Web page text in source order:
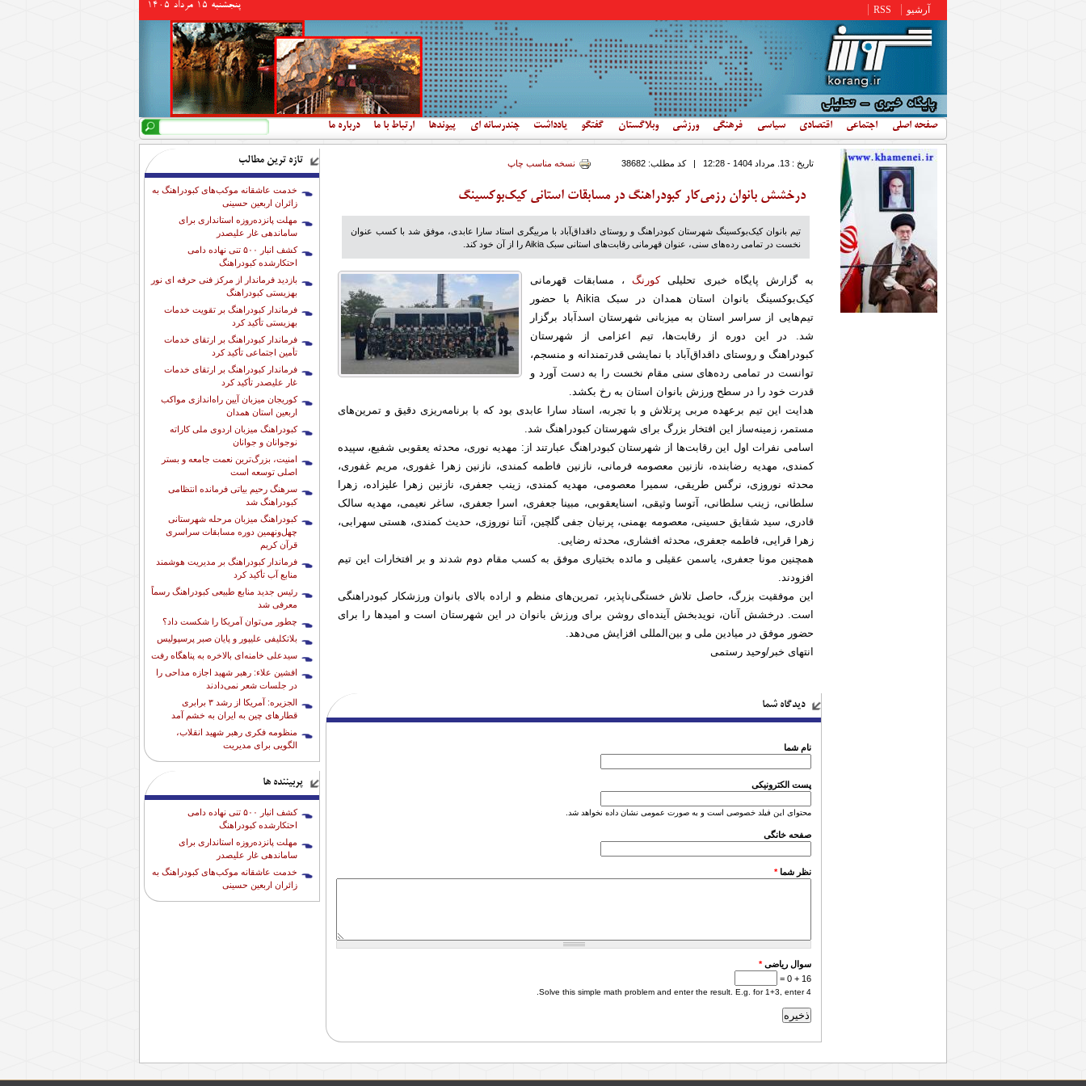
پنجشنبه 15 مرداد 1405 آرشیو RSS
صفحه اصلی اجتماعی اقتصادی سیاسی فرهنگی ورزشی وبلاگستان گفتگو یادداشت چندرسانه ای پیوندها ارتباط با ما درباره ما فرم جستجو
جستجو
تازه ترین مطالب
خدمت عاشقانه موکب‌های کبودراهنگ به
زائران اربعین حسینی
مهلت پانزده‌روزه استانداری برای
ساماندهی غار علیصدر
کشف انبار ۵۰۰ تنی نهاده دامی
احتکارشده کبودراهنگ
بازدید فرماندار از مرکز فنی حرفه ای نور
بهزیستی کبودراهنگ
فرماندار کبودراهنگ بر تقویت خدمات
بهزیستی تأکید کرد
فرماندار کبودراهنگ بر ارتقای خدمات
تأمین اجتماعی تأکید کرد
فرماندار کبودراهنگ بر ارتقای خدمات
غار علیصدر تأکید کرد
کوریجان میزبان آیین راه‌اندازی مواکب
اربعین استان همدان
کبودراهنگ میزبان اردوی ملی کاراته
نوجوانان و جوانان
امنیت، بزرگ‌ترین نعمت جامعه و بستر
اصلی توسعه است
سرهنگ رحیم بیاتی فرمانده انتظامی
کبودراهنگ شد
کبودراهنگ میزبان مرحله شهرستانی
چهل‌ونهمین دوره مسابقات سراسری
قرآن کریم
فرماندار کبودراهنگ بر مدیریت هوشمند
منابع آب تأکید کرد
رئیس جدید منابع طبیعی کبودراهنگ رسماً
معرفی شد
چطور می‌توان آمریکا را شکست داد؟
بلاتکلیفی علیپور و پایان صبر پرسپولیس
سیدعلی خامنه‌ای بالاخره به پناهگاه رفت
افشین علاء: رهبر شهید اجازه مداحی را
در جلسات شعر نمی‌دادند
الجزیره: آمریکا از رشد ۳ برابری
قطارهای چین به ایران به خشم آمد
منظومه فکری رهبر شهید انقلاب،
الگویی برای مدیریت
پربیننده ها
کشف انبار ۵۰۰ تنی نهاده دامی
احتکارشده کبودراهنگ
مهلت پانزده‌روزه استانداری برای
ساماندهی غار علیصدر
خدمت عاشقانه موکب‌های کبودراهنگ به
زائران اربعین حسینی
تاریخ : 13. مرداد 1404 - 12:28 |کد مطلب:38682 نسخه مناسب چاپ
درخشش بانوان رزمی‌کار کبودراهنگ در مسابقات استانی کیک‌بوکسینگ
تیم بانوان کیک‌بوکسینگ شهرستان کبودراهنگ و روستای داقداق‌آباد با مربیگری استاد سارا عابدی، موفق شد با کسب عنوان
نخست در تمامی رده‌های سنی، عنوان قهرمانی رقابت‌های استانی سبک Aikia را از آن خود کند.
به گزارش پایگاه خبری تحلیلیکورنگ، مسابقات قهرمانی
کیک‌بوکسینگ بانوان استان همدان در سبک Aikia با حضور
تیم‌هایی از سراسر استان به میزبانی شهرستان اسدآباد برگزار
شد. در این دوره از رقابت‌ها، تیم اعزامی از شهرستان
کبودراهنگ و روستای داقداق‌آباد با نمایشی قدرتمندانه و منسجم،
توانست در تمامی رده‌های سنی مقام نخست را به دست آورد و
قدرت خود را در سطح ورزش بانوان استان به رخ بکشد.
هدایت این تیم برعهده مربی پرتلاش و با تجربه، استاد سارا عابدی بود که با برنامه‌ریزی دقیق و تمرین‌های
مستمر، زمینه‌ساز این افتخار بزرگ برای شهرستان کبودراهنگ شد.
اسامی نفرات اول این رقابت‌ها از شهرستان کبودراهنگ عبارتند از: مهدیه نوری، محدثه یعقوبی شفیع، سپیده
کمندی، مهدیه رضابنده، نازنین معصومه فرمانی، نازنین فاطمه کمندی، نازنین زهرا غفوری، مریم غفوری،
محدثه نوروزی، نرگس طریقی، سمیرا معصومی، مهدیه کمندی، زینب جعفری، نازنین زهرا علیزاده، زهرا
سلطانی، زینب سلطانی، آتوسا وثیقی، اسنایعقوبی، مبینا جعفری، اسرا جعفری، ساغر نعیمی، مهدیه سالک
قادری، سید شقایق حسینی، معصومه بهمنی، پرنیان جفی گلچین، آتنا نوروزی، حدیث کمندی، هستی سهرابی،
زهرا قرایی، فاطمه جعفری، محدثه افشاری، محدثه رضایی.
همچنین مونا جعفری، یاسمن عقیلی و مائده بختیاری موفق به کسب مقام دوم شدند و بر افتخارات این تیم
افزودند.
این موفقیت بزرگ، حاصل تلاش خستگی‌ناپذیر، تمرین‌های منظم و اراده بالای بانوان ورزشکار کبودراهنگی
است. درخشش آنان، نویدبخش آینده‌ای روشن برای ورزش بانوان در این شهرستان است و امیدها را برای
حضور موفق در میادین ملی و بین‌المللی افزایش می‌دهد.
انتهای خبر/وحید رستمی
دیدگاه شما
نام شما
پست الکترونیکی
محتوای این فیلد خصوصی است و به صورت عمومی نشان داده نخواهد شد.
صفحه خانگی
نظر شما*
سوال ریاضی*
16 + 0 =
Solve this simple math problem and enter the result. E.g. for 1+3, enter 4.